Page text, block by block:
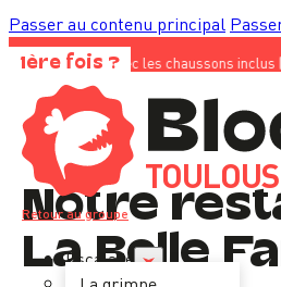
Passer au contenu principal
1ère fois ?
les chaussons inclus (réservée
Retour au groupe
Escalade
Notre
La Belle